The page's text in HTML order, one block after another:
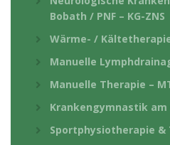
Bobath / PNF – KG-ZNS
Wärme- /
Manuelle
Manuelle Therapie –
Krankengymnastik am
Sportphysiotherapie &